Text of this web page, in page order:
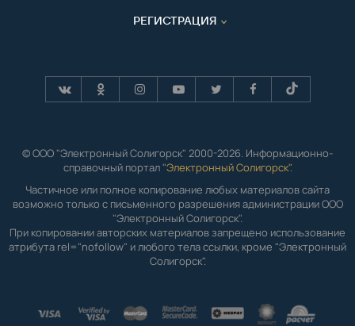
РЕГИСТРАЦИЯ
© ООО "Электронный Солигорск" 2000-2026. Информационно-
справочный портал "Электронный Солигорск".
Частичное или полное копирование любых материалов сайта
возможно только с письменного разрешения администрации ООО
"Электронный Солигорск".
При копировании авторских материалов запрещено использование
атрибута rel="nofollow" и любого тела ссылки, кроме "Электронный
Солигорск".